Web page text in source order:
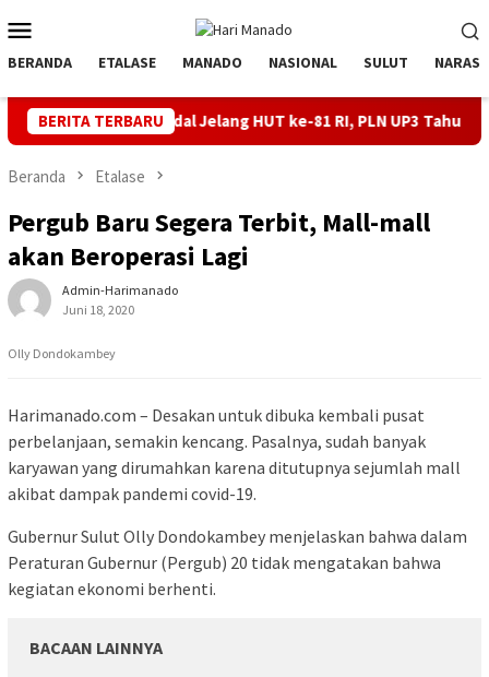
ke
kontenMobile
BERANDA ETALASE MANADO NASIONAL SULUT NARASI
BERITA TERBARU
Andal Jelang HUT ke-81 RI, PLN UP3 Tahuna Gelar Apel dan
Beranda Etalase
Pergub Baru Segera Terbit, Mall-mall
akan Beroperasi Lagi
Admin-Harimanado
Juni 18, 2020
Olly Dondokambey
Harimanado.com – Desakan untuk dibuka kembali pusat
perbelanjaan, semakin kencang. Pasalnya, sudah banyak
karyawan yang dirumahkan karena ditutupnya sejumlah mall
akibat dampak pandemi covid-19.
Gubernur Sulut Olly Dondokambey menjelaskan bahwa dalam
Peraturan Gubernur (Pergub) 20 tidak mengatakan bahwa
kegiatan ekonomi berhenti.
BACAAN LAINNYA